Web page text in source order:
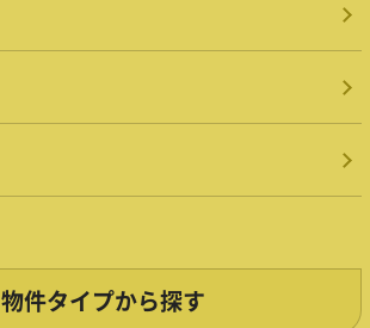
物件タイプから探す